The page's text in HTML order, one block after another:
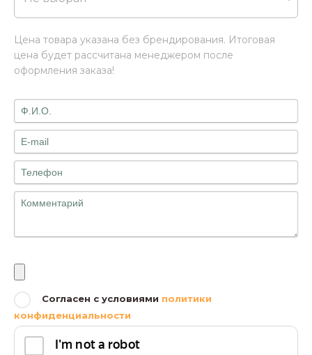
Цена товара указана без брендирования. Итоговая
цена будет рассчитана менеджером после
оформления заказа!
Согласен с условиями политики
конфиденциальности